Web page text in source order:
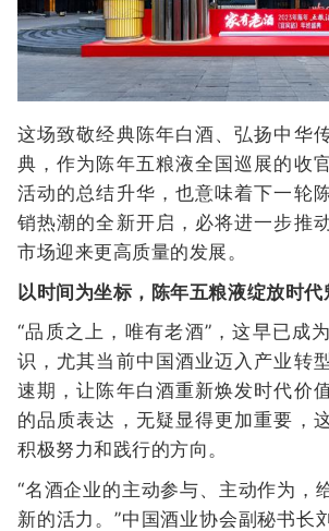
这场致敬经典陈年白酒、弘扬中华
典，作为陈年五粮液全国巡展的收
活动的总结升华，也意味着下一轮
销热潮的全新开启，必将进一步推
市场迎来更高质量的发展。
以时间为坐标，陈年五粮液绽放时代
“品质之上，唯有老酒”，这早已成
识，尤其当前中国酒业迈入产业转
速期，让陈年白酒重新焕发时代价
的品质表达，无疑显得更加重要，
积极努力和践行的方向。
“名酒企业的主动参与、主动作为，
新的活力。”中国酒业协会副秘书长